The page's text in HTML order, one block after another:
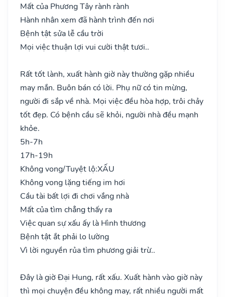
Mất của Phương Tây rành rành
Hành nhân xem đã hành trình đến nơi
Bệnh tật sửa lễ cầu trời
Mọi việc thuận lợi vui cười thật tươi..
Rất tốt lành, xuất hành giờ này thường gặp nhiều
may mắn. Buôn bán có lời. Phụ nữ có tin mừng,
người đi sắp về nhà. Mọi việc đều hòa hợp, trôi chảy
tốt đẹp. Có bệnh cầu sẽ khỏi, người nhà đều mạnh
khỏe.
5h-7h
17h-19h
Không vong/Tuyệt lộ:XẤU
Không vong lặng tiếng im hơi
Cầu tài bất lợi đi chơi vắng nhà
Mất của tìm chẳng thấy ra
Việc quan sự xấu ấy là Hình thương
Bệnh tật ắt phải lo lường
Vì lời nguyền rủa tìm phương giải trừ..
Đây là giờ Đại Hung, rất xấu. Xuất hành vào giờ này
thì mọi chuyện đều không may, rất nhiều người mất